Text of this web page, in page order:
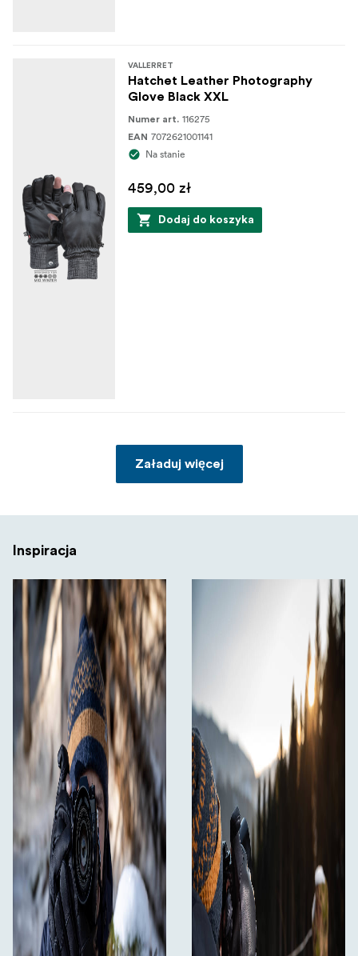
VALLERRET
Hatchet Leather Photography
Glove Black XXL
Numer art. 116275
EAN 7072621001141
Na stanie
459,00 zł
Dodaj do koszyka
Załaduj więcej
Inspiracja